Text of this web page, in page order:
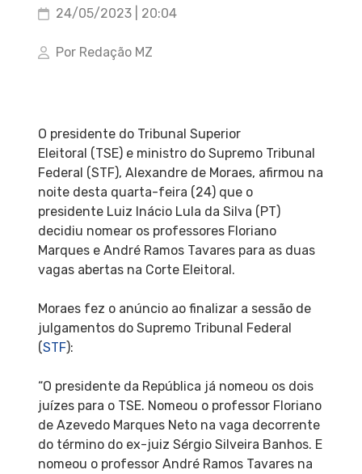
24/05/2023 | 20:04
Por Redação MZ
O presidente do Tribunal Superior
Eleitoral (TSE) e ministro do Supremo Tribunal
Federal (STF), Alexandre de Moraes, afirmou na
noite desta quarta-feira (24) que o
presidente Luiz Inácio Lula da Silva (PT)
decidiu nomear os professores Floriano
Marques e André Ramos Tavares para as duas
vagas abertas na Corte Eleitoral.
Moraes fez o anúncio ao finalizar a sessão de
julgamentos do Supremo Tribunal Federal
(STF):
“O presidente da República já nomeou os dois
juízes para o TSE. Nomeou o professor Floriano
de Azevedo Marques Neto na vaga decorrente
do término do ex-juiz Sérgio Silveira Banhos. E
nomeou o professor André Ramos Tavares na